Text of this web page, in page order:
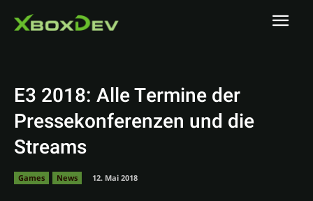
E3 2018: Alle Termine der
Pressekonferenzen und die
Streams
Games News 12. Mai 2018